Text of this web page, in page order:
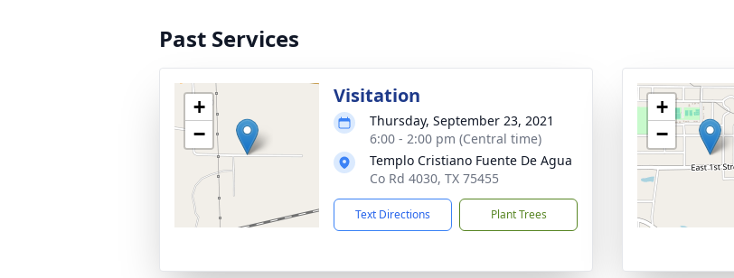
Past Services
+
−
Visitation
Thursday, September 23, 2021
6:00 - 2:00 pm (Central time)
Templo Cristiano Fuente De Agua
Co Rd 4030, TX 75455
Text Directions Plant Trees
+
−